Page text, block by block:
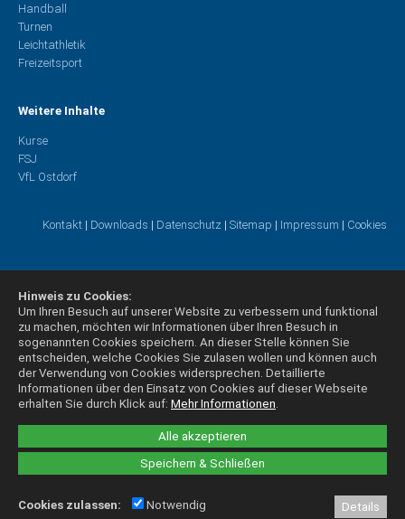
Alle akzeptieren
Speichern & Schließen
Hinweis zu Cookies:
Um Ihren Besuch auf unserer Website zu verbessern und funktional
zu machen, möchten wir Informationen über Ihren Besuch in
sogenannten Cookies speichern. An dieser Stelle können Sie
entscheiden, welche Cookies Sie zulasen wollen und können auch
der Verwendung von Cookies widersprechen. Detaillierte
Informationen über den Einsatz von Cookies auf dieser Webseite
erhalten Sie durch Klick auf: Mehr Informationen.
Cookies zulassen: Notwendig Details
Handball
Turnen
Leichtathletik
Freizeitsport
Weitere Inhalte
Kurse
FSJ
VfL Ostdorf
Kontakt | Downloads | Datenschutz | Sitemap | Impressum | Cookies